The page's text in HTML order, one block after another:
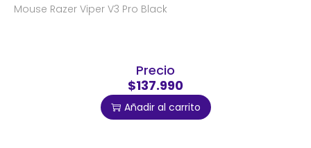
Mouse Razer Viper V3 Pro Black
Precio
$137.990
Añadir al carrito